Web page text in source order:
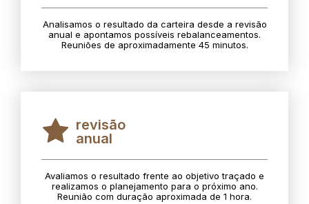
Analisamos o resultado da carteira desde a revisão
anual e apontamos possíveis rebalanceamentos.
Reuniões de aproximadamente 45 minutos.
revisão
anual
Avaliamos o resultado frente ao objetivo traçado e
realizamos o planejamento para o próximo ano.
Reunião com duração aproximada de 1 hora.